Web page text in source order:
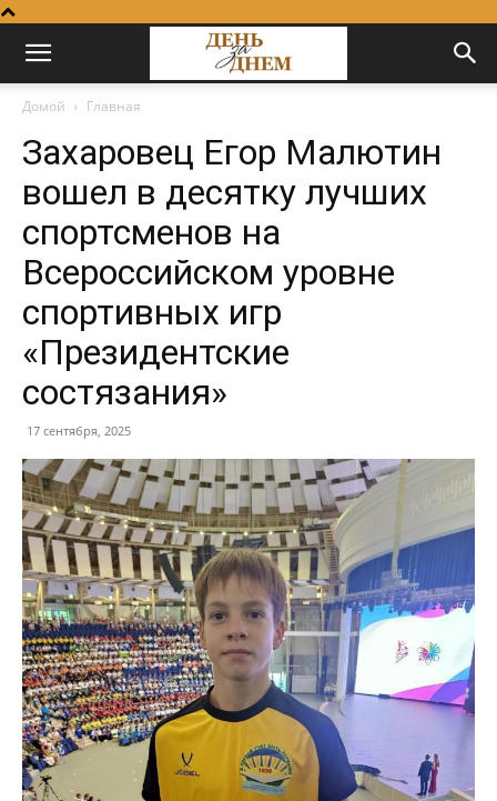
Домой Главная
Захаровец Егор Малютин
вошел в десятку лучших
спортсменов на
Всероссийском уровне
спортивных игр
«Президентские
состязания»
17 сентября, 2025